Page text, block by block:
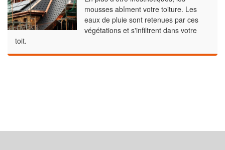
mousses abîment votre toiture. Les
eaux de pluie sont retenues par ces
végétations et s'infiltrent dans votre
toit.